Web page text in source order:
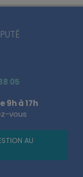
05
9h à 17h
vous
AU